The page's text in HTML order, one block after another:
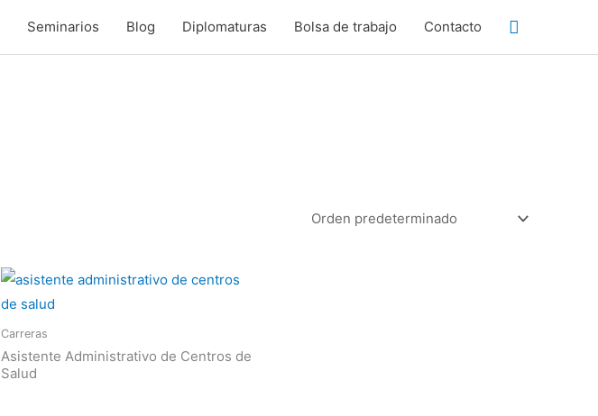
Seminarios Blog Diplomaturas Bolsa de trabajo Contacto Buscar
Carreras
Asistente Administrativo de Centros de
Salud